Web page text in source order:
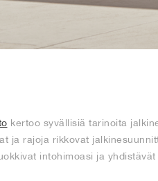
kertoo syvällisiä tarinoita
ja rajoja rikkovat
intohimoasi ja